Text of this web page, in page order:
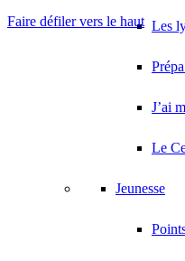
Les
J’ai
Le
Jeunesse
Faire défiler vers le haut